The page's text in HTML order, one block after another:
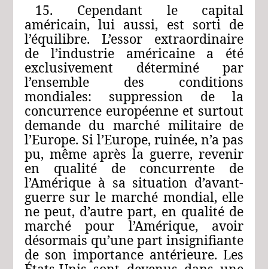
15. Cependant le capital
américain, lui aussi, est sorti de
l’équilibre. L’essor extraordinaire
de l’industrie américaine a été
exclusivement déterminé par
l’ensemble des conditions
mondiales: suppression de la
concurrence européenne et surtout
demande du marché militaire de
l’Europe. Si l’Europe, ruinée, n’a pas
pu, même après la guerre, revenir
en qualité de concurrente de
l’Amérique à sa situation d’avant-
guerre sur le marché mondial, elle
ne peut, d’autre part, en qualité de
marché pour l’Amérique, avoir
désormais qu’une part insignifiante
de son importance antérieure. Les